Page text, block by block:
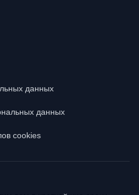
данных
данных
cookies